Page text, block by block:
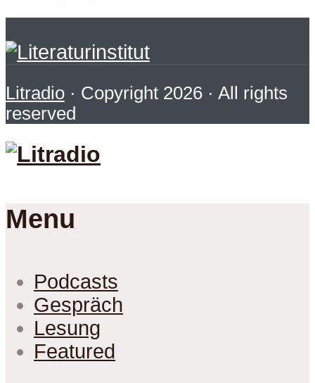
Litradio · Copyright 2026 · All rights
reserved
Menu
Podcasts
Gespräch
Lesung
Featured